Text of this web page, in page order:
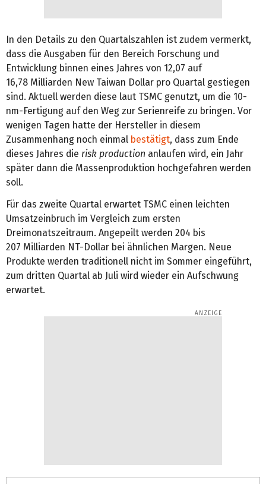
In den Details zu den Quartalszahlen ist zudem vermerkt,
dass die Ausgaben für den Bereich Forschung und
Entwicklung binnen eines Jahres von 12,07 auf
16,78 Milliarden New Taiwan Dollar pro Quartal gestiegen
sind. Aktuell werden diese laut TSMC genutzt, um die 10-
nm-Fertigung auf den Weg zur Serienreife zu bringen. Vor
wenigen Tagen hatte der Hersteller in diesem
Zusammenhang noch einmal bestätigt, dass zum Ende
dieses Jahres die risk production anlaufen wird, ein Jahr
später dann die Massenproduktion hochgefahren werden
soll.
Für das zweite Quartal erwartet TSMC einen leichten
Umsatzeinbruch im Vergleich zum ersten
Dreimonatszeitraum. Angepeilt werden 204 bis
207 Milliarden NT-Dollar bei ähnlichen Margen. Neue
Produkte werden traditionell nicht im Sommer eingeführt,
zum dritten Quartal ab Juli wird wieder ein Aufschwung
erwartet.